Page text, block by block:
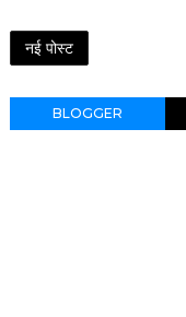
नई पोस्ट
BLOGGER